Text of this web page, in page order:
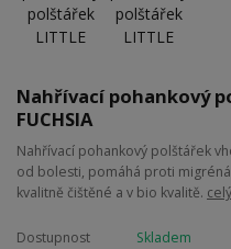
Nahřívací pohankový
FUCHSIA
Nahřívací pohankový polštářek
od bolesti, pomáhá proti
kvalitně čištěné a v bio kvalitě.
Dostupnost
Skladem